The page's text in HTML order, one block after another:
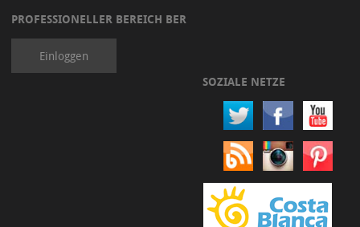
PROFESSIONELLER BEREICH BER
Einloggen
SOZIALE NETZE